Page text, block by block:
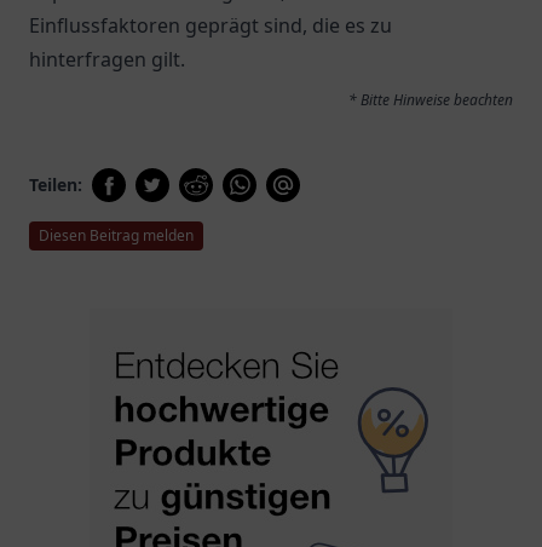
Einflussfaktoren geprägt sind, die es zu
hinterfragen gilt.
* Bitte Hinweise beachten
Teilen:
Diesen Beitrag melden